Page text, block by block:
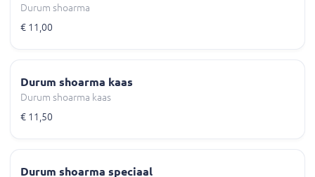
Durum shoarma
€ 11,00
Durum shoarma kaas
Durum shoarma kaas
€ 11,50
Durum shoarma speciaal